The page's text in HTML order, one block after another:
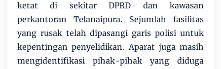
ketat di sekitar DPRD dan kawasan
perkantoran Telanaipura. Sejumlah fasilitas
yang rusak telah dipasangi garis polisi untuk
kepentingan penyelidikan. Aparat juga masih
mengidentifikasi pihak-pihak yang diduga